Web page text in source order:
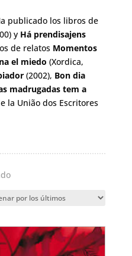
publicado los libros de
y Há prendisajens
de relatos Momentos
el miedo (Xordica,
(2002), Bon dia
madrugadas tem a
la União dos Escritores